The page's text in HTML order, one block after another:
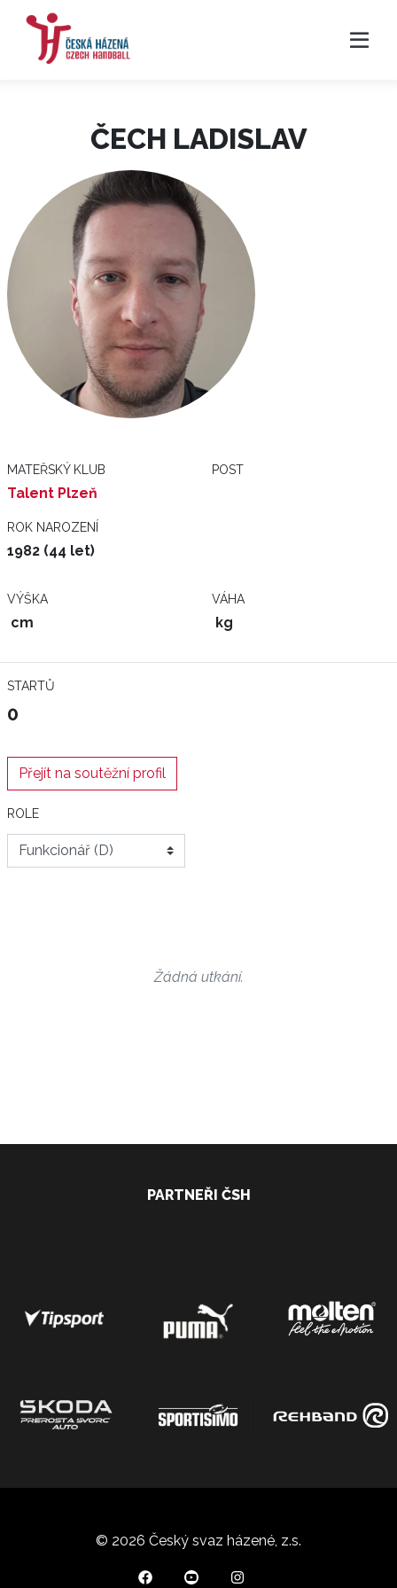
ČECH LADISLAV
MATEŘSKÝ KLUB
Talent Plzeň
POST
ROK NAROZENÍ
1982 (44 let)
VÝŠKA
cm
VÁHA
kg
STARTŮ
0
Přejít na soutěžní profil
ROLE
Žádná utkání.
PARTNEŘI ČSH
© 2026 Český svaz házené, z.s.